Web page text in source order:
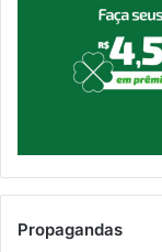
Propagandas